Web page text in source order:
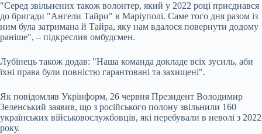
"Серед звільнених також волонтер, який у 2022 році приєднався
до бригади "Ангели Тайри" в Маріуполі. Саме того дня разом із
ним була затримана й Тайра, яку нам вдалося повернути додому
раніше", – підкреслив омбудсмен.
Лубінець також додав: "Наша команда докладе всіх зусиль, аби
їхні права були повністю гарантовані та захищені".
Як повідомляв Укрінформ, 26 червня Президент Володимир
Зеленський заявив, що з російського полону звільнили 160
українських військовослужбовців, які перебували в неволі з 2022
року.